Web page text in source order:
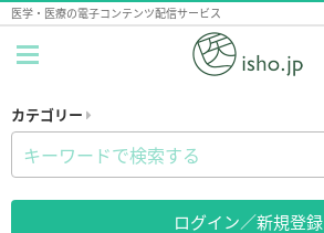
医学・医療の電子コンテンツ配信サービス
カテゴリー
ログイン／新規登録